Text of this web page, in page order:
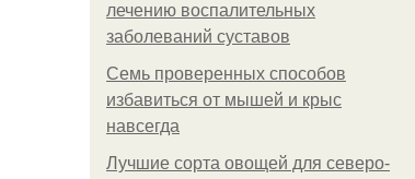
лечению воспалительных
заболеваний суставов
Семь проверенных способов
избавиться от мышей и крыс
навсегда
Лучшие сорта овощей для северо-